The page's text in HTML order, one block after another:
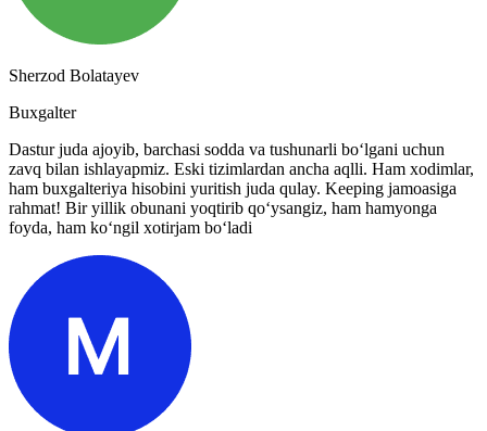
Sherzod Bolatayev
Buxgalter
Dastur juda ajoyib, barchasi sodda va tushunarli bo‘lgani uchun
zavq bilan ishlayapmiz. Eski tizimlardan ancha aqlli. Ham xodimlar,
ham buxgalteriya hisobini yuritish juda qulay. Keeping jamoasiga
rahmat! Bir yillik obunani yoqtirib qo‘ysangiz, ham hamyonga
foyda, ham ko‘ngil xotirjam bo‘ladi